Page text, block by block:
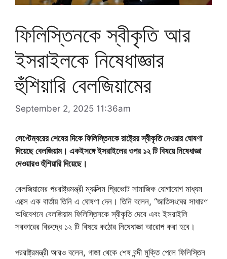
ফিলিস্তিনকে স্বীকৃতি আর
ইসরাইলকে নিষেধাজ্ঞার
হুঁশিয়ারি বেলজিয়ামের
September 2, 2025 11:36am
সেপ্টেম্বরের শেষের দিকে ফিলিস্তিনকে রাষ্ট্রের স্বীকৃতি দেওয়ার ঘোষণা
দিয়েছে বেলজিয়াম। একইসঙ্গে ইসরাইলের ওপর ১২ টি বিষয়ে নিষেধাজ্ঞা
দেওয়ারও হুঁশিয়ারি দিয়েছে।
বেলজিয়ামের পররাষ্ট্রমন্ত্রী ম্যাক্সিম প্রিভোট সামাজিক যোগাযোগ মাধ্যম
এক্সে এক বার্তায় তিনি এ ঘোষণা দেন। তিনি বলেন, “জাতিসংঘের সাধারণ
অধিবেশনে বেলজিয়াম ফিলিস্তিনকে স্বীকৃতি দেবে এবং ইসরাইলি
সরকারের বিরুদ্ধে ১২ টি বিষয়ে কঠোর নিষেধাজ্ঞা আরোপ করা হবে।
পররাষ্ট্রমন্ত্রী আরও বলেন, গাজা থেকে শেষ বন্দী মুক্তি পেলে ফিলিস্তিন